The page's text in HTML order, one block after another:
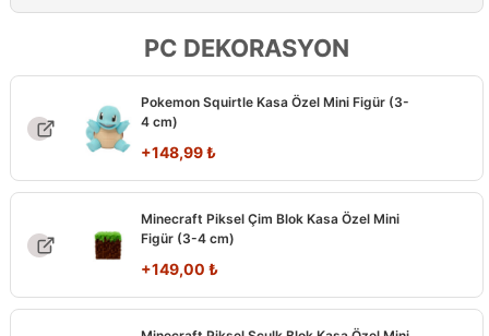
PC DEKORASYON
Pokemon Squirtle Kasa Özel Mini Figür (3-
4 cm)
+148,99₺
Minecraft Piksel Çim Blok Kasa Özel Mini
Figür (3-4 cm)
+149,00 ₺